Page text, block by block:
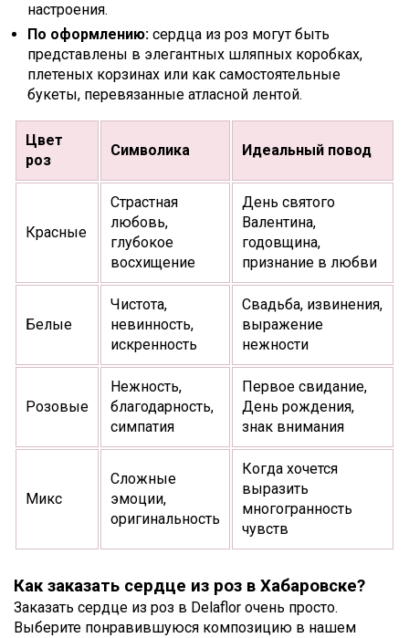
настроения.
По оформлению: сердца из роз могут быть
представлены в элегантных шляпных коробках,
плетеных корзинах или как самостоятельные
букеты, перевязанные атласной лентой.
Цвет
роз
Символика Идеальный повод
Красные
Страстная
любовь,
глубокое
восхищение
День святого
Валентина,
годовщина,
признание в любви
Белые
Чистота,
невинность,
искренность
Свадьба, извинения,
выражение
нежности
Розовые
Нежность,
благодарность,
симпатия
Первое свидание,
День рождения,
знак внимания
Микс
Сложные
эмоции,
оригинальность
Когда хочется
выразить
многогранность
чувств
Как заказать сердце из роз в Хабаровске?
Заказать сердце из роз в Delaflor очень просто.
Выберите понравившуюся композицию в нашем